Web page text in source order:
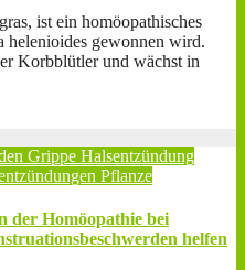
ist ein homöopathisches
helenioides gewonnen wird.
Korbblütler und wächst in
Grippe Halsentzündung
Pflanze
der Homöopathie bei
helfen